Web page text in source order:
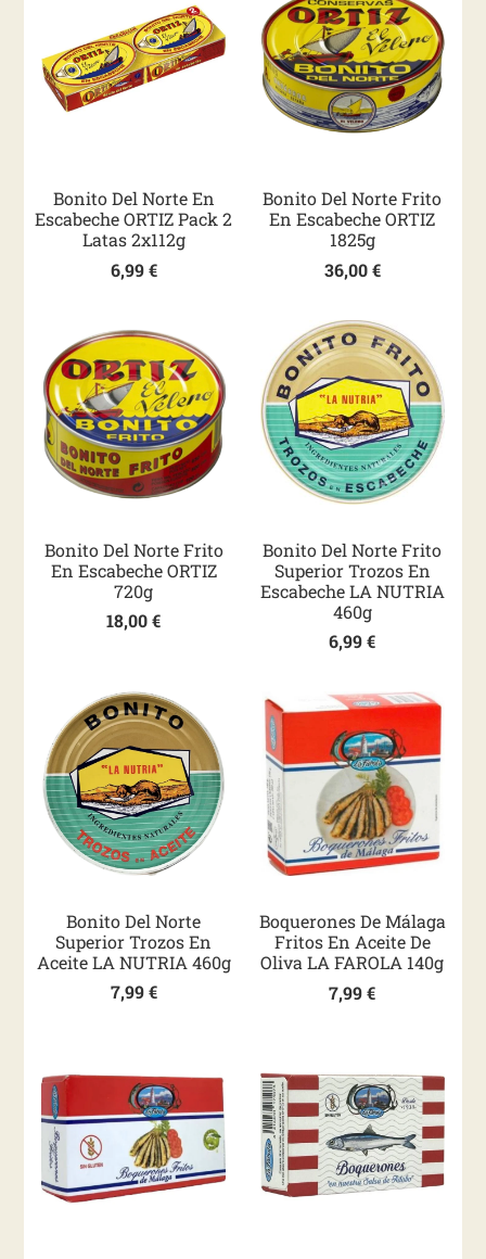
Bonito Del Norte En
Escabeche ORTIZ Pack 2
Latas 2x112g
6,99€
Bonito Del Norte Frito
En Escabeche ORTIZ
1825g
36,00€
Bonito Del Norte Frito
En Escabeche ORTIZ
720g
18,00€
Bonito Del Norte Frito
Superior Trozos En
Escabeche LA NUTRIA
460g
6,99€
Bonito Del Norte
Superior Trozos En
Aceite LA NUTRIA 460g
7,99€
Boquerones De Málaga
Fritos En Aceite De
Oliva LA FAROLA 140g
7,99€